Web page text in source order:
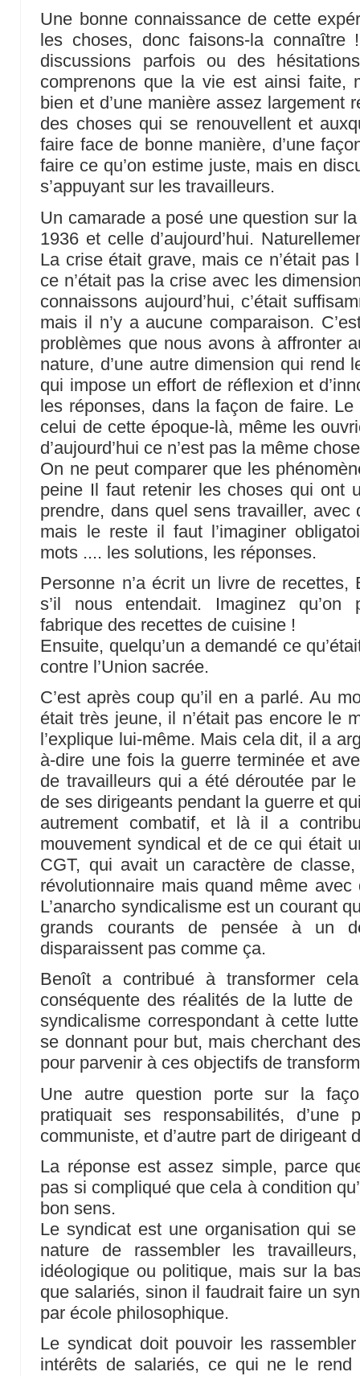
Une bonne connaissance de cette
les choses, donc faisons-la
discussions parfois ou des
comprenons que la vie est ainsi faite,
bien et d’une manière assez largement
des choses qui se renouvellent et
faire face de bonne manière, d’une
faire ce qu’on estime juste, mais en
s’appuyant sur les travailleurs.
Un camarade a posé une question sur
1936 et celle d’aujourd’hui.
La crise était grave, mais ce n’était
ce n’était pas la crise avec les
connaissons aujourd’hui, c’était
mais il n’y a aucune comparaison.
problèmes que nous avons à affronter
nature, d’une autre dimension qui rend
qui impose un effort de réflexion et
les réponses, dans la façon de faire. Le
celui de cette époque-là, même les
d’aujourd’hui ce n’est pas la même
On ne peut comparer que les
peine Il faut retenir les choses qui ont
prendre, dans quel sens travailler, avec
mais le reste il faut l’imaginer
mots .... les solutions, les réponses.
Personne n’a écrit un livre de recettes,
s’il nous entendait. Imaginez qu’on
fabrique des recettes de cuisine !
Ensuite, quelqu’un a demandé ce
contre l’Union sacrée.
C’est après coup qu’il en a parlé. Au
était très jeune, il n’était pas encore le
l’explique lui-même. Mais cela dit, il a
à-dire une fois la guerre terminée et
de travailleurs qui a été déroutée par
de ses dirigeants pendant la guerre et
autrement combatif, et là il a
mouvement syndical et de ce qui était
CGT, qui avait un caractère de
révolutionnaire mais quand même
L’anarcho syndicalisme est un courant
grands courants de pensée à un
disparaissent pas comme ça.
Benoît a contribué à transformer
conséquente des réalités de la lutte
syndicalisme correspondant à cette
se donnant pour but, mais cherchant
pour parvenir à ces objectifs de
Une autre question porte sur la
pratiquait ses responsabilités, d’une
communiste, et d’autre part de dirigeant
La réponse est assez simple, parce
pas si compliqué que cela à condition
bon sens.
Le syndicat est une organisation qui
nature de rassembler les
idéologique ou politique, mais sur la
que salariés, sinon il faudrait faire un
par école philosophique.
Le syndicat doit pouvoir les
intérêts de salariés, ce qui ne le rend